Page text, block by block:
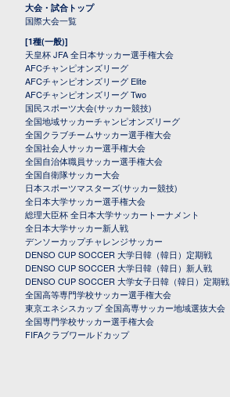
大会・試合トップ
国際大会一覧
[1種(一般)]
天皇杯 JFA 全日本サッカー選手権大会
AFCチャンピオンズリーグ
AFCチャンピオンズリーグ Elite
AFCチャンピオンズリーグ Two
国民スポーツ大会(サッカー競技)
全国地域サッカーチャンピオンズリーグ
全国クラブチームサッカー選手権大会
全国社会人サッカー選手権大会
全国自治体職員サッカー選手権大会
全国自衛隊サッカー大会
日本スポーツマスターズ(サッカー競技)
全日本大学サッカー選手権大会
総理大臣杯 全日本大学サッカートーナメント
全日本大学サッカー新人戦
デンソーカップチャレンジサッカー
DENSO CUP SOCCER 大学日韓（韓日）定期戦
DENSO CUP SOCCER 大学日韓（韓日）新人戦
DENSO CUP SOCCER 大学女子日韓（韓日）定期戦
全国高等専門学校サッカー選手権大会
東京エネシスカップ 全国高専サッカー地域選抜大会
全国専門学校サッカー選手権大会
FIFAクラブワールドカップ